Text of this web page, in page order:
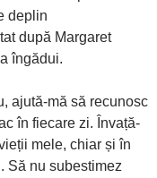
deplin
după Margaret
îngădui.
ajută-mă să recunosc
în fiecare zi. Învață-
mele, chiar și în
Să nu subestimez